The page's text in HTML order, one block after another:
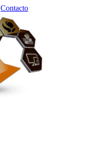
Contacto